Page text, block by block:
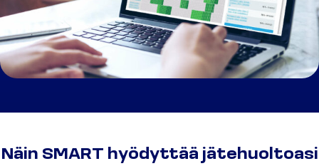
Näin SMART hyödyttää jätehuoltoasi